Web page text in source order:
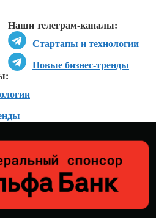
Наши телеграм-каналы:
Стартапы и технологии
Новые бизнес-тренды